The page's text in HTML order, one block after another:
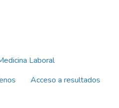
Laboral
Acceso a resultados